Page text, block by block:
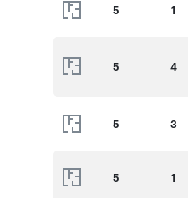
5 1
5 4
5 3
5 1